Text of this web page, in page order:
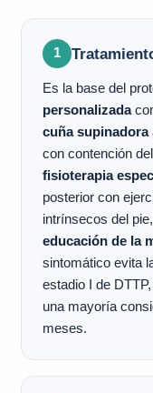
1
Es la base del
personalizada
cuña supinadora
con contención
fisioterapia
posterior con
intrínsecos del
educación de la
sintomático evita
estadio I de
una mayoría
meses.